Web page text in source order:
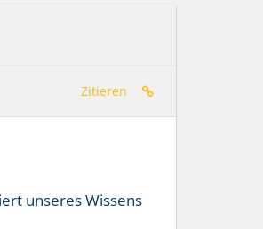
Zitieren
unseres Wissens